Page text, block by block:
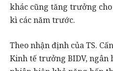
khác cũng tăng trưởng
kì các năm trước.
Theo nhận định của TS.
Kinh tế trưởng BIDV,